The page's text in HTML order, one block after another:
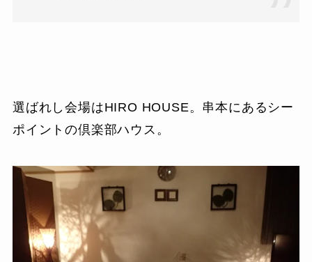
選ばれし会場はHIRO HOUSE。串本にあるシー
ポイントの倶楽部ハウス。